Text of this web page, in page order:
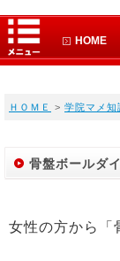
HOME
ＨＯＭＥ > 学院マメ知
骨盤ボールダ
女性の方から「